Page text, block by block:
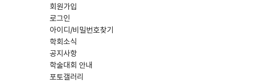
회원가입
로그인
아이디/비밀번호찾기
학회소식
공지사항
학술대회 안내
포토갤러리